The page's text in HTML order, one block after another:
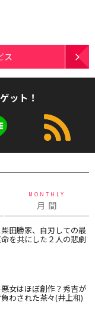
ス
ット！
MONTHLY
月 間
柴田勝家、自刃しての最
を共にした２人の悲劇
悪女はほぼ創作？秀吉が
わされた茶々(井上和)